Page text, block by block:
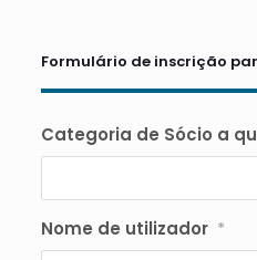
Formulário de inscrição
Categoria de Sócio a
Nome de utilizador *